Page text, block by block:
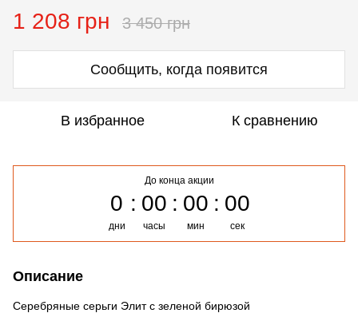
1 208 грн 3 450 грн
Сообщить, когда появится
В избранное К сравнению
До конца акции
0
дни
00
часы
00
мин
00
сек
Описание
Серебряные серьги Элит с зеленой бирюзой